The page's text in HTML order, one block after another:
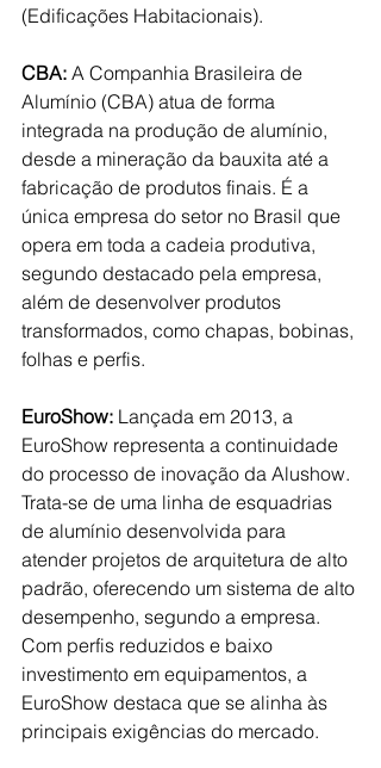
(Edificações Habitacionais).
CBA: A Companhia Brasileira de
Alumínio (CBA) atua de forma
integrada na produção de alumínio,
desde a mineração da bauxita até a
fabricação de produtos finais. É a
única empresa do setor no Brasil que
opera em toda a cadeia produtiva,
segundo destacado pela empresa,
além de desenvolver produtos
transformados, como chapas, bobinas,
folhas e perfis.
EuroShow: Lançada em 2013, a
EuroShow representa a continuidade
do processo de inovação da Alushow.
Trata-se de uma linha de esquadrias
de alumínio desenvolvida para
atender projetos de arquitetura de alto
padrão, oferecendo um sistema de alto
desempenho, segundo a empresa.
Com perfis reduzidos e baixo
investimento em equipamentos, a
EuroShow destaca que se alinha às
principais exigências do mercado.